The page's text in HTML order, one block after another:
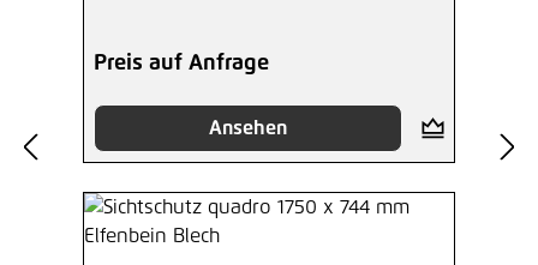
Preis auf Anfrage
Ansehen